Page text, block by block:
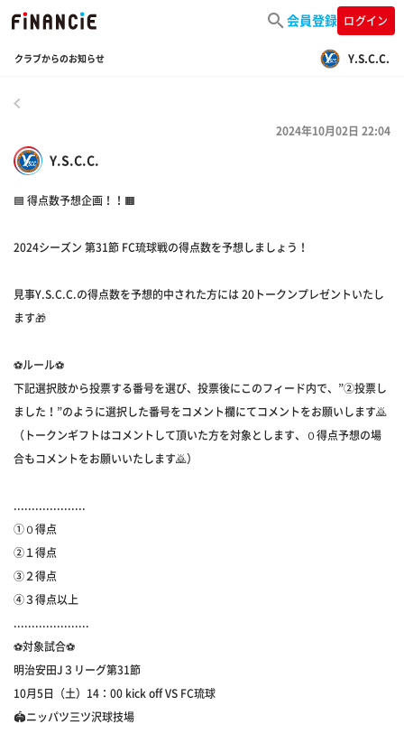
会員登録 ログイン
クラブからのお知らせ Y.S.C.C.
Y.S.C.C.
2024年10月02日 22:04
🟦 得点数予想企画！！🟧
2024シーズン 第31節 FC琉球戦の得点数を予想しましょう！
見事Y.S.C.C.の得点数を予想的中された方には 20トークンプレゼントいたし
ます🎁
⚽ルール⚽
下記選択肢から投票する番号を選び、投票後にこのフィード内で、”②投票し
ました！”のように選択した番号をコメント欄にてコメントをお願いします🙇
（トークンギフトはコメントして頂いた方を対象とします、０得点予想の場
合もコメントをお願いいたします🙇）
....................
①０得点
②１得点
③２得点
④３得点以上
.....................
⚽対象試合⚽
明治安田J３リーグ第31節
10月5日（土）14：00 kick off VS FC琉球
🏟ニッパツ三ツ沢球技場